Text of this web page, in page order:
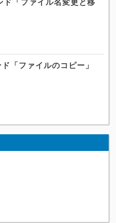
「ファイルのコピー」